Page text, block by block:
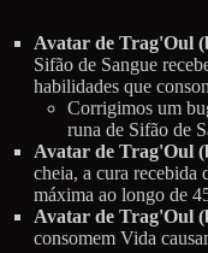
Avatar de Trag'Oul
Sifão de Sangue
habilidades que
Corrigimos um
runa de Sifão de
Avatar de Trag'Oul
cheia, a cura recebida
máxima ao longo de
Avatar de Trag'Oul
consomem Vida